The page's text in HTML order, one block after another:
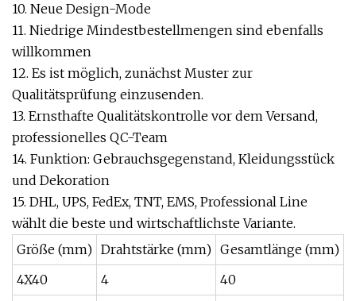
10. Neue Design-Mode
11. Niedrige Mindestbestellmengen sind ebenfalls
willkommen
12. Es ist möglich, zunächst Muster zur
Qualitätsprüfung einzusenden.
13. Ernsthafte Qualitätskontrolle vor dem Versand,
professionelles QC-Team
14. Funktion: Gebrauchsgegenstand, Kleidungsstück
und Dekoration
15. DHL, UPS, FedEx, TNT, EMS, Professional Line
wählt die beste und wirtschaftlichste Variante.
Größe (mm) Drahtstärke (mm) Gesamtlänge (mm)
4X40
4 40